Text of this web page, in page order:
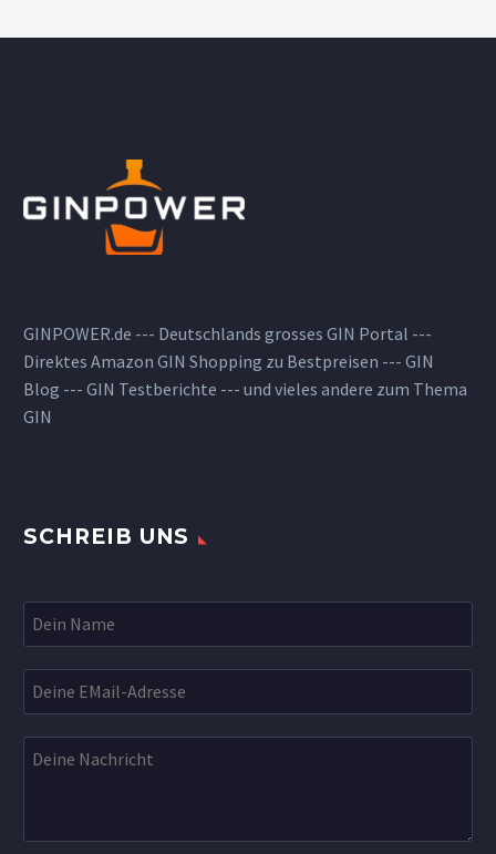
GINPOWER.de --- Deutschlands grosses GIN Portal ---
Direktes Amazon GIN Shopping zu Bestpreisen --- GIN
Blog --- GIN Testberichte --- und vieles andere zum Thema
GIN
SCHREIB UNS